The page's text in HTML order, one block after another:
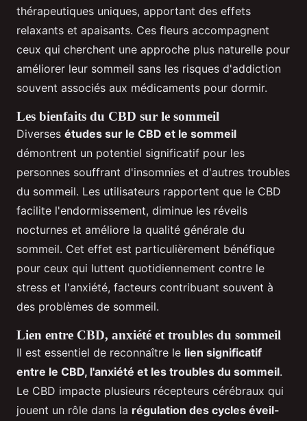
thérapeutiques uniques, apportant des effets
relaxants et apaisants. Ces fleurs accompagnent
ceux qui cherchent une approche plus naturelle pour
améliorer leur sommeil sans les risques d'addiction
souvent associés aux médicaments pour dormir.
Les bienfaits du CBD sur le sommeil
Diverses études sur le CBD et le sommeil
démontrent un potentiel significatif pour les
personnes souffrant d'insomnies et d'autres troubles
du sommeil. Les utilisateurs rapportent que le CBD
facilite l'endormissement, diminue les réveils
nocturnes et améliore la qualité générale du
sommeil. Cet effet est particulièrement bénéfique
pour ceux qui luttent quotidiennement contre le
stress et l'anxiété, facteurs contribuant souvent à
des problèmes de sommeil.
Lien entre CBD, anxiété et troubles du sommeil
Il est essentiel de reconnaître le lien significatif
entre le CBD, l'anxiété et les troubles du sommeil.
Le CBD impacte plusieurs récepteurs cérébraux qui
jouent un rôle dans la régulation des cycles éveil-